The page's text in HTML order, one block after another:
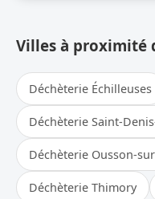
Villes à proximité
Déchèterie Échilleuses
Déchèterie Saint-
Déchèterie Ousson-
Déchèterie Thimory